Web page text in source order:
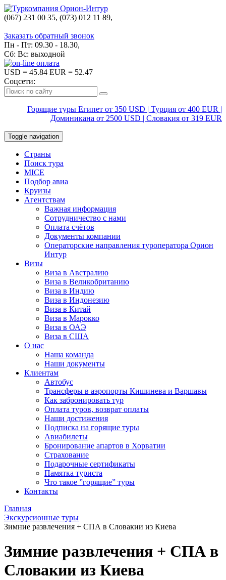
(067) 231 00 35, (073) 012 11 89,
Заказать обратный звонок
Пн - Пт: 09.30 - 18.30,
Сб: Вс: выходной
USD = 45.84 EUR = 52.47
Соцсети:
Горящие туры Египет от 350 USD | Турция от 400 EUR |
Доминикана от 2500 USD | Словакия от 319 EUR
Toggle navigation
Страны
Поиск тура
MICE
Подбор авиа
Круизы
Агентствам
Важная информация
Сотрудничество с нами
Оплата счётов
Документы компании
Операторские направления туроператора Орион
Интур
Визы
Виза в Австралию
Виза в Великобританию
Виза в Индию
Виза в Индонезию
Виза в Китай
Виза в Марокко
Виза в ОАЭ
Виза в США
О нас
Наша команда
Наши документы
Клиентам
Автобус
Трансферы в аэропорты Кишинева и Варшавы
Как забронировать тур
Оплата туров, возврат оплаты
Наши достижения
Подписка на горящие туры
Авиабилеты
Бронирование апартов в Хорватии
Страхование
Подарочные сертификаты
Памятка туриста
Что такое ”горящие” туры
Контакты
Главная
Экскурсионные туры
Зимние развлечения + СПА в Словакии из Киева
Зимние развлечения + СПА в
Словакии из Киева